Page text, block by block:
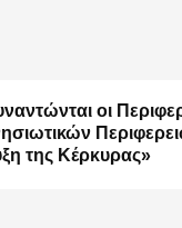
οι
της Κέρκυρας»